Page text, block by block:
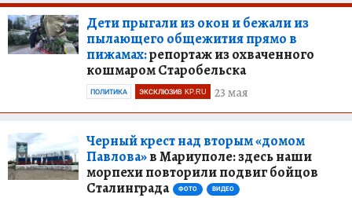
Дети прыгали из окон и бежали из
пылающего общежития прямо в
пижамах:репортаж из охваченного
кошмаром Старобельска
23 мая
ПОЛИТИКА ЭКСКЛЮЗИВ KP.RU
Черный крест над вторым «домом
Павлова»в Мариуполе: здесь наши
морпехи повторили подвиг бойцов
Сталинграда
ФОТО ВИДЕО